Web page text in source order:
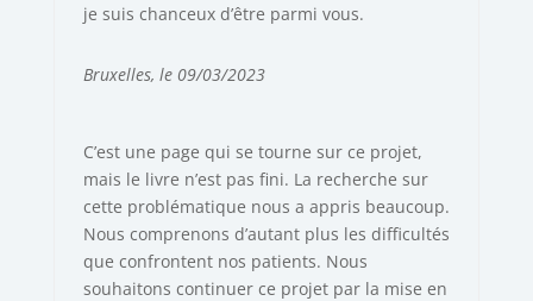
je suis chanceux d’être parmi vous.
Bruxelles, le 09/03/2023
C’est une page qui se tourne sur ce projet,
mais le livre n’est pas fini. La recherche sur
cette problématique nous a appris beaucoup.
Nous comprenons d’autant plus les difficultés
que confrontent nos patients. Nous
souhaitons continuer ce projet par la mise en